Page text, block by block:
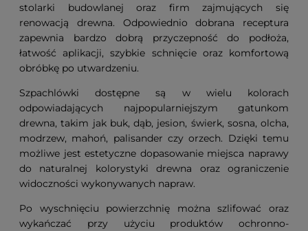
stolarki budowlanej oraz firm zajmujących się
renowacją drewna. Odpowiednio dobrana receptura
zapewnia bardzo dobrą przyczepność do podłoża,
łatwość aplikacji, szybkie schnięcie oraz komfortową
obróbkę po utwardzeniu.
Szpachlówki dostępne są w wielu kolorach
odpowiadających najpopularniejszym gatunkom
drewna, takim jak buk, dąb, jesion, świerk, sosna, olcha,
modrzew, mahoń, palisander czy orzech. Dzięki temu
możliwe jest estetyczne dopasowanie miejsca naprawy
do naturalnej kolorystyki drewna oraz ograniczenie
widoczności wykonywanych napraw.
Po wyschnięciu powierzchnię można szlifować oraz
wykańczać przy użyciu produktów ochronno-